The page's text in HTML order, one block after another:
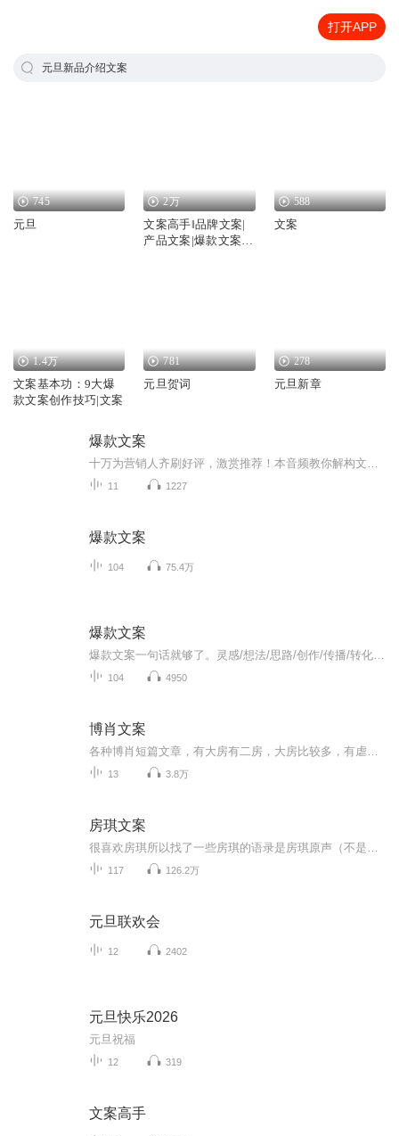
打开APP
元旦新品介绍文案
745
元旦
2万
文案高手‖品牌文案|
产品文案|爆款文案‖
588
文案
1.4万
文案基本功：9大爆
款文案创作技巧|文案
781
元旦贺词
278
元旦新章
爆款文案
11 1227
爆款文案
104 75.4万
爆款文案
104 4950
博肖文案
13 3.8万
房琪文案
117 126.2万
元旦联欢会
12 2402
元旦快乐2026
元旦祝福
12 319
文案高手